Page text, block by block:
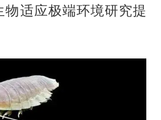
物适应极端环境研究提